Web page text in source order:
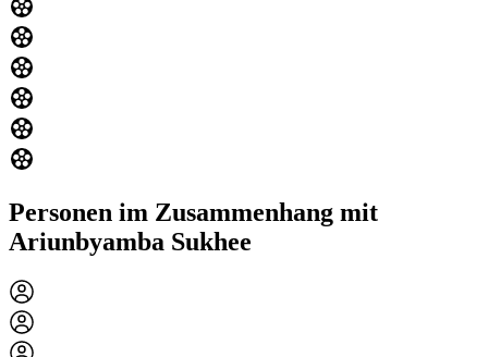
Personen im Zusammenhang mit
Ariunbyamba Sukhee